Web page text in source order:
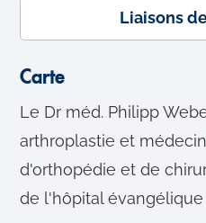
Liaisons
Carte
Le Dr méd. Philipp
arthroplastie et
d'orthopédie et de
de l'hôpital